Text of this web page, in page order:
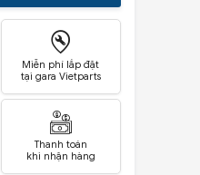
Miễn phí lắp đặt
tại gara Vietparts
Thanh toán
khi nhận hàng